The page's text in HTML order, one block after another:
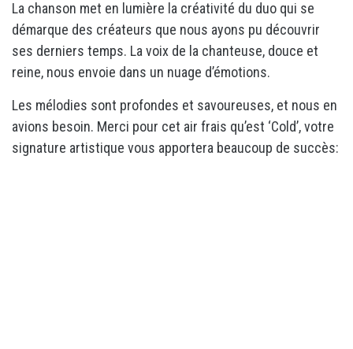
La chanson met en lumière la créativité du duo qui se
démarque des créateurs que nous ayons pu découvrir
ses derniers temps. La voix de la chanteuse, douce et
reine, nous envoie dans un nuage d’émotions.
Les mélodies sont profondes et savoureuses, et nous en
avions besoin. Merci pour cet air frais qu’est ‘Cold’, votre
signature artistique vous apportera beaucoup de succès: